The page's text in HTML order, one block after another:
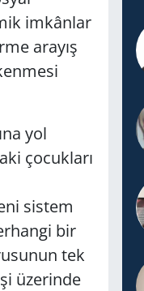
imkânlar
arayış
yol
çocukları
sistem
bir
tek
üzerinde